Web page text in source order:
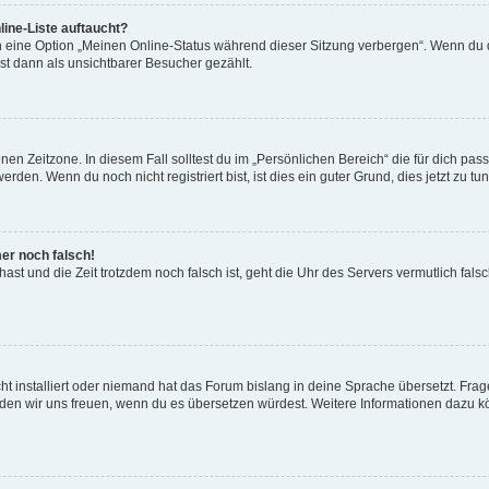
Liste auftaucht?
Option „Meinen Online-Status während dieser Sitzung verbergen“. Wenn
dann als unsichtbarer Besucher gezählt.
Zeitzone. In diesem Fall solltest du im „Persönlichen Bereich“ die für dich
Wenn du noch nicht registriert bist, ist dies ein guter Grund, dies jetzt zu
noch falsch!
und die Zeit trotzdem noch falsch ist, geht die Uhr des Servers vermutlich
installiert oder niemand hat das Forum bislang in deine Sprache übersetzt.
wir uns freuen, wenn du es übersetzen würdest. Weitere Informationen dazu